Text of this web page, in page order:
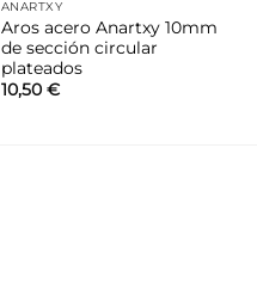
ANARTXY
Aros acero Anartxy 10mm
de sección circular
plateados
10,50 €